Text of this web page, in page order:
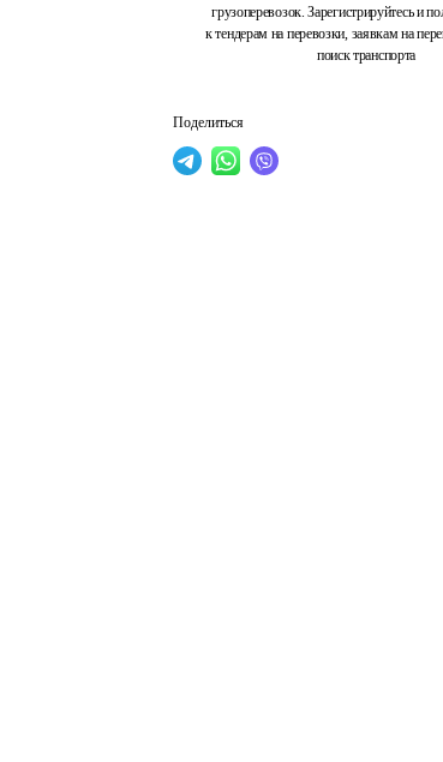
грузоперевозок. Зарегистрируйтесь и
к тендерам на перевозки, заявкам на
поиск транспорта
Поделиться